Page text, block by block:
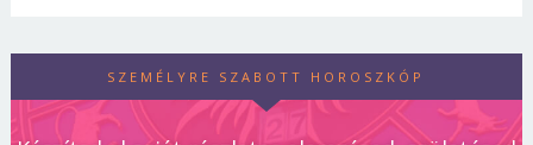
SZEMÉLYRE SZABOTT HOROSZKÓP